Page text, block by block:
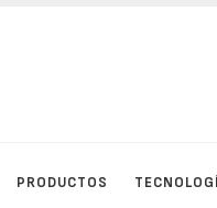
PRODUCTOS